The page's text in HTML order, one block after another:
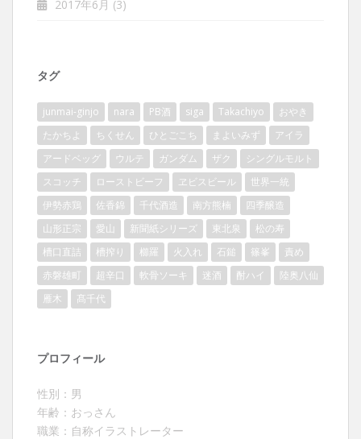
2017年6月 (3)
タグ
junmai-ginjo nara PB酒 siga Takachiyo
おやき
たかちよ
ちくせん ひとごこち まよいみず
アイラ
アードベッグ
ウルテ ガンダム ザク
シングルモルト
スコッチ
ローストビーフ ヱビスビール
世界一統
伊勢赤鶏
佐香錦 千代酒造 南方熊楠
四季醸造
山形正宗
愛山 新聞紙シリーズ 東北泉
松の寿
槽口直詰
槽搾り 櫛羅 火入れ 石鎚 篠峯
責め
赤磐雄町
超辛口 軟骨ソーキ 迷酒 酎ハイ
陸奥八仙
雁木
髙千代
プロフィール
性別：男
年齢：おっさん
職業：自称イラストレーター